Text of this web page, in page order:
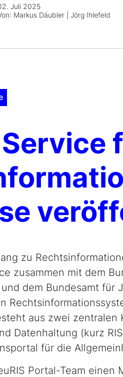
Juli 2025
Markus Däubler | Jörg Ihlefeld
Service
zu
zusammen mit dem
dem Bundesamt für
aus zwei
Datenhaltung (kurz
für die
Portal-Team